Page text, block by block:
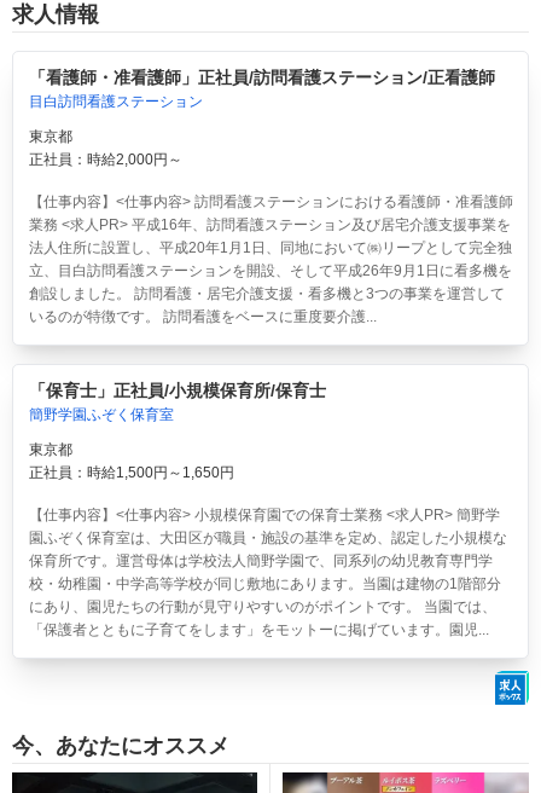
求人情報
「看護師・准看護師」正社員/訪問看護ステーション/正看護師
目白訪問看護ステーション
東京都
正社員：時給2,000円～
【仕事内容】<仕事内容> 訪問看護ステーションにおける看護師・准看護師
業務 <求人PR> 平成16年、訪問看護ステーション及び居宅介護支援事業を
法人住所に設置し、平成20年1月1日、同地において㈱リープとして完全独
立、目白訪問看護ステーションを開設、そして平成26年9月1日に看多機を
創設しました。 訪問看護・居宅介護支援・看多機と3つの事業を運営して
いるのが特徴です。 訪問看護をベースに重度要介護...
「保育士」正社員/小規模保育所/保育士
簡野学園ふぞく保育室
東京都
正社員：時給1,500円～1,650円
【仕事内容】<仕事内容> 小規模保育園での保育士業務 <求人PR> 簡野学
園ふぞく保育室は、大田区が職員・施設の基準を定め、認定した小規模な
保育所です。運営母体は学校法人簡野学園で、同系列の幼児教育専門学
校・幼稚園・中学高等学校が同じ敷地にあります。当園は建物の1階部分
にあり、園児たちの行動が見守りやすいのがポイントです。 当園では、
「保護者とともに子育てをします」をモットーに掲げています。園児...
今、あなたにオススメ